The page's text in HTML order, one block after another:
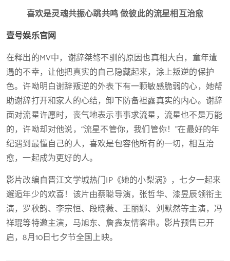
喜欢是灵魂共振心跳共鸣 做彼此的流星相互治愈
壹号娱乐官网
在释出的MV中，谢辞桀骜不驯的原因也真相大白，童年遭
遇的不幸，让他把真实的自己隐藏起来，涂上叛逆的保护
色。许呦明白谢辞叛逆的外表下有一颗敏感脆弱的心，她帮
助谢辞打开和家人的心结，卸下防备袒露真实的内心。谢辞
面对流星许愿时，丧气地表示事事求流星，流星也不是万能
的，许呦却对他说，“流星不管你，我们管你！”在最好的年
纪遇到最懂自己的人，喜欢是包容他所有的一切，相互治
愈，一起成为更好的人。
影片改编自晋江文学城热门IP《她的小梨涡》，七夕一起来
邂逅年少的欢喜！该片由蔡聪导演，张哲华、漆昱辰领衔主
演，罗秋韵、李宗恒、段晓薇、王丽娜、刘默然等主演，冯
祥琨等特邀主演，马旭东、詹鑫友情客串。影片预售已开
启，8月10日七夕节全国上映。